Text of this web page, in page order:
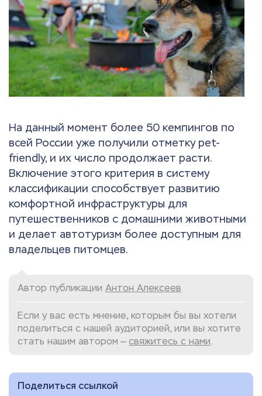
На данный момент более 50 кемпингов по
всей России уже получили отметку pet-
friendly, и их число продолжает расти.
Включение этого критерия в систему
классификации способствует развитию
комфортной инфраструктуры для
путешественников с домашними животными
и делает автотуризм более доступным для
владельцев питомцев.
Автор публикации Антон Алексеев
Если у вас есть мнение, которым бы вы хотели
поделиться с нашей аудиторией, или вы хотите
стать нашим автором —свяжитесь с нами.
Поделиться ссылкой